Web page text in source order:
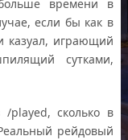
времени в
если бы как в
казуал, играющий
сутками,
played, сколько в
рейдовый